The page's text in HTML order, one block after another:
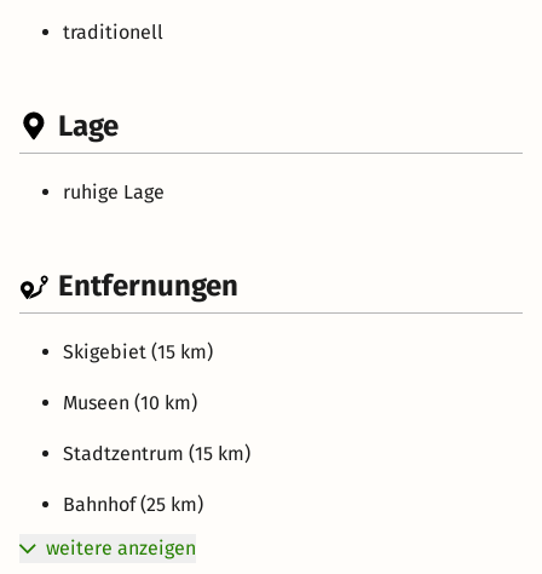
traditionell
Lage
ruhige Lage
Entfernungen
Skigebiet (15 km)
Museen (10 km)
Stadtzentrum (15 km)
Bahnhof (25 km)
weitere anzeigen